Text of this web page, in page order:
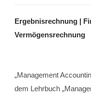
Ergebnisrechnung |
Vermögensrechnung
„Management
dem Lehrbuch